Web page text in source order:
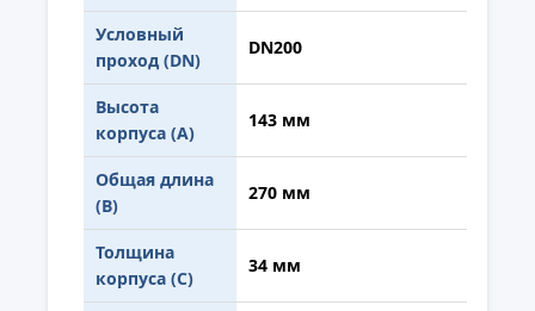
Условный
проход (DN)
DN200
Высота
корпуса (A)
143 мм
Общая длина
(B)
270 мм
Толщина
корпуса (C)
34 мм